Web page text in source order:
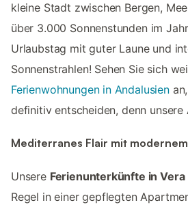
kleine Stadt zwischen Bergen,
über 3.000 Sonnenstunden im
Urlaubstag mit guter Laune und
Sonnenstrahlen! Sehen Sie sich
Ferienwohnungen in Andalusien
definitiv entscheiden, denn unsere
Mediterranes Flair mit
Unsere Ferienunterkünfte in Vera
Regel in einer gepflegten